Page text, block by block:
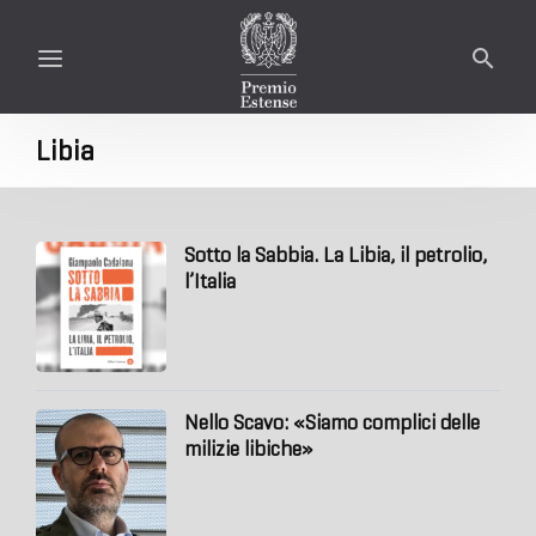
Libia
Sotto la Sabbia. La Libia, il petrolio,
l’Italia
Nello Scavo: «Siamo complici delle
milizie libiche»